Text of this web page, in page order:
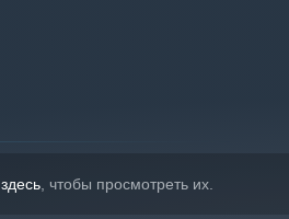
здесь, чтобы просмотреть их.